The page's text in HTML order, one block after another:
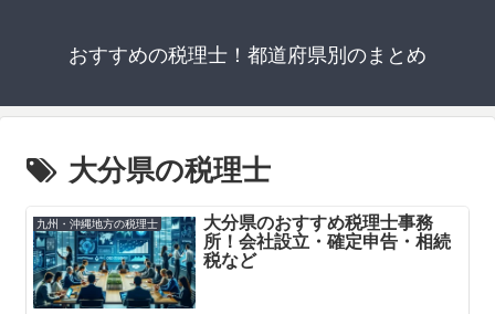
おすすめの税理士！都道府県別のまとめ
大分県の税理士
九州・沖縄地方の税理士
大分県のおすすめ税理士事務
所！会社設立・確定申告・相続
税など